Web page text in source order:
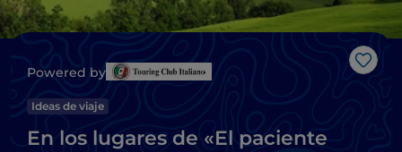
Me
Powered by
Ideas de viaje
En los lugares de «El paciente